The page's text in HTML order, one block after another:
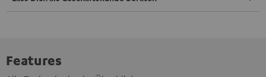
Features